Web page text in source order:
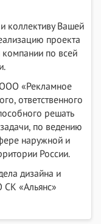
коллективу Вашей
проекта
по всей
«Рекламное
ответственного
решать
по ведению
наружной и
России.
дизайна и
«Альянс»